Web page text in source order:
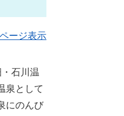
ージ表示
石川温
泉として
にのんび